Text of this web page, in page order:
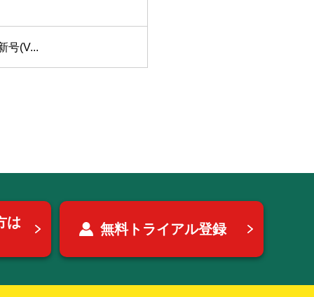
号(V...
は
無料トライアル登録